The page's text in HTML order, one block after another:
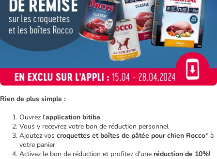
Rien de plus simple :
Ouvrez l'application bitiba
Vous y recevrez votre bon de réduction personnel
Ajoutez vos croquettes et boîtes de pâtée pour chien Rocco* à
votre panier
Activez le bon de réduction et profitez d'une réduction de 10%!